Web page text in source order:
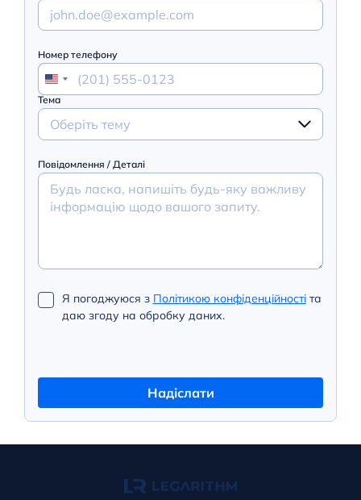
Номер телефону
Тема
Оберіть тему
Повідомлення / Деталі
Я погоджуюся з Політикою конфіденційностіта
даю згоду на обробку даних.
Надіслати